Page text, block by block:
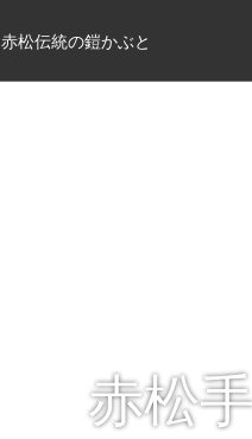
赤松伝統の鎧かぶと
赤松